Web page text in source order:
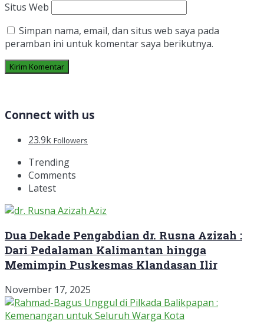
Situs Web
Simpan nama, email, dan situs web saya pada
peramban ini untuk komentar saya berikutnya.
Connect with us
23.9k Followers
Trending
Comments
Latest
Dua Dekade Pengabdian dr. Rusna Azizah :
Dari Pedalaman Kalimantan hingga
Memimpin Puskesmas Klandasan Ilir
November 17, 2025